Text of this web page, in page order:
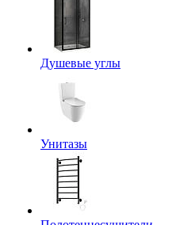
Душевые углы
Унитазы